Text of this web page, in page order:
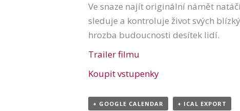
Ve snaze najít originální námět
sleduje a kontroluje život svých
hrozba budoucnosti desítek lidí.
Trailer filmu
Koupit vstupenky
+ GOOGLE CALENDAR + ICAL EXPORT